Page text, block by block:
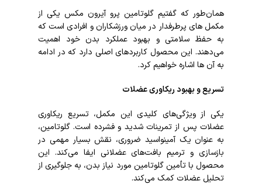
همان‌طور که گفتیم گلوتامین پرو آیرون مکس یکی از
مکمل ‌های پرطرفدار در میان ورزشکاران و افرادی است که
به حفظ سلامتی و بهبود عملکرد بدن خود اهمیت
می‌دهند. این محصول کاربردهای اصلی دارد که در ادامه
به آن ها اشاره خواهیم کرد.
تسریع و بهبود ریکاوری عضلات
یکی از ویژگی‌های کلیدی این مکمل، تسریع ریکاوری
عضلات پس از تمرینات شدید و فشرده است. گلوتامین،
به عنوان یک آمینواسید ضروری، نقش بسیار مهمی در
بازسازی و ترمیم بافت‌های عضلانی ایفا می‌کند. این
محصول با تأمین گلوتامین مورد نیاز بدن، به جلوگیری از
تحلیل عضلات کمک می‌کند.